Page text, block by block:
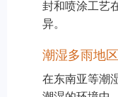
封和喷涂工艺
异。
潮湿多雨地区
在东南亚等潮